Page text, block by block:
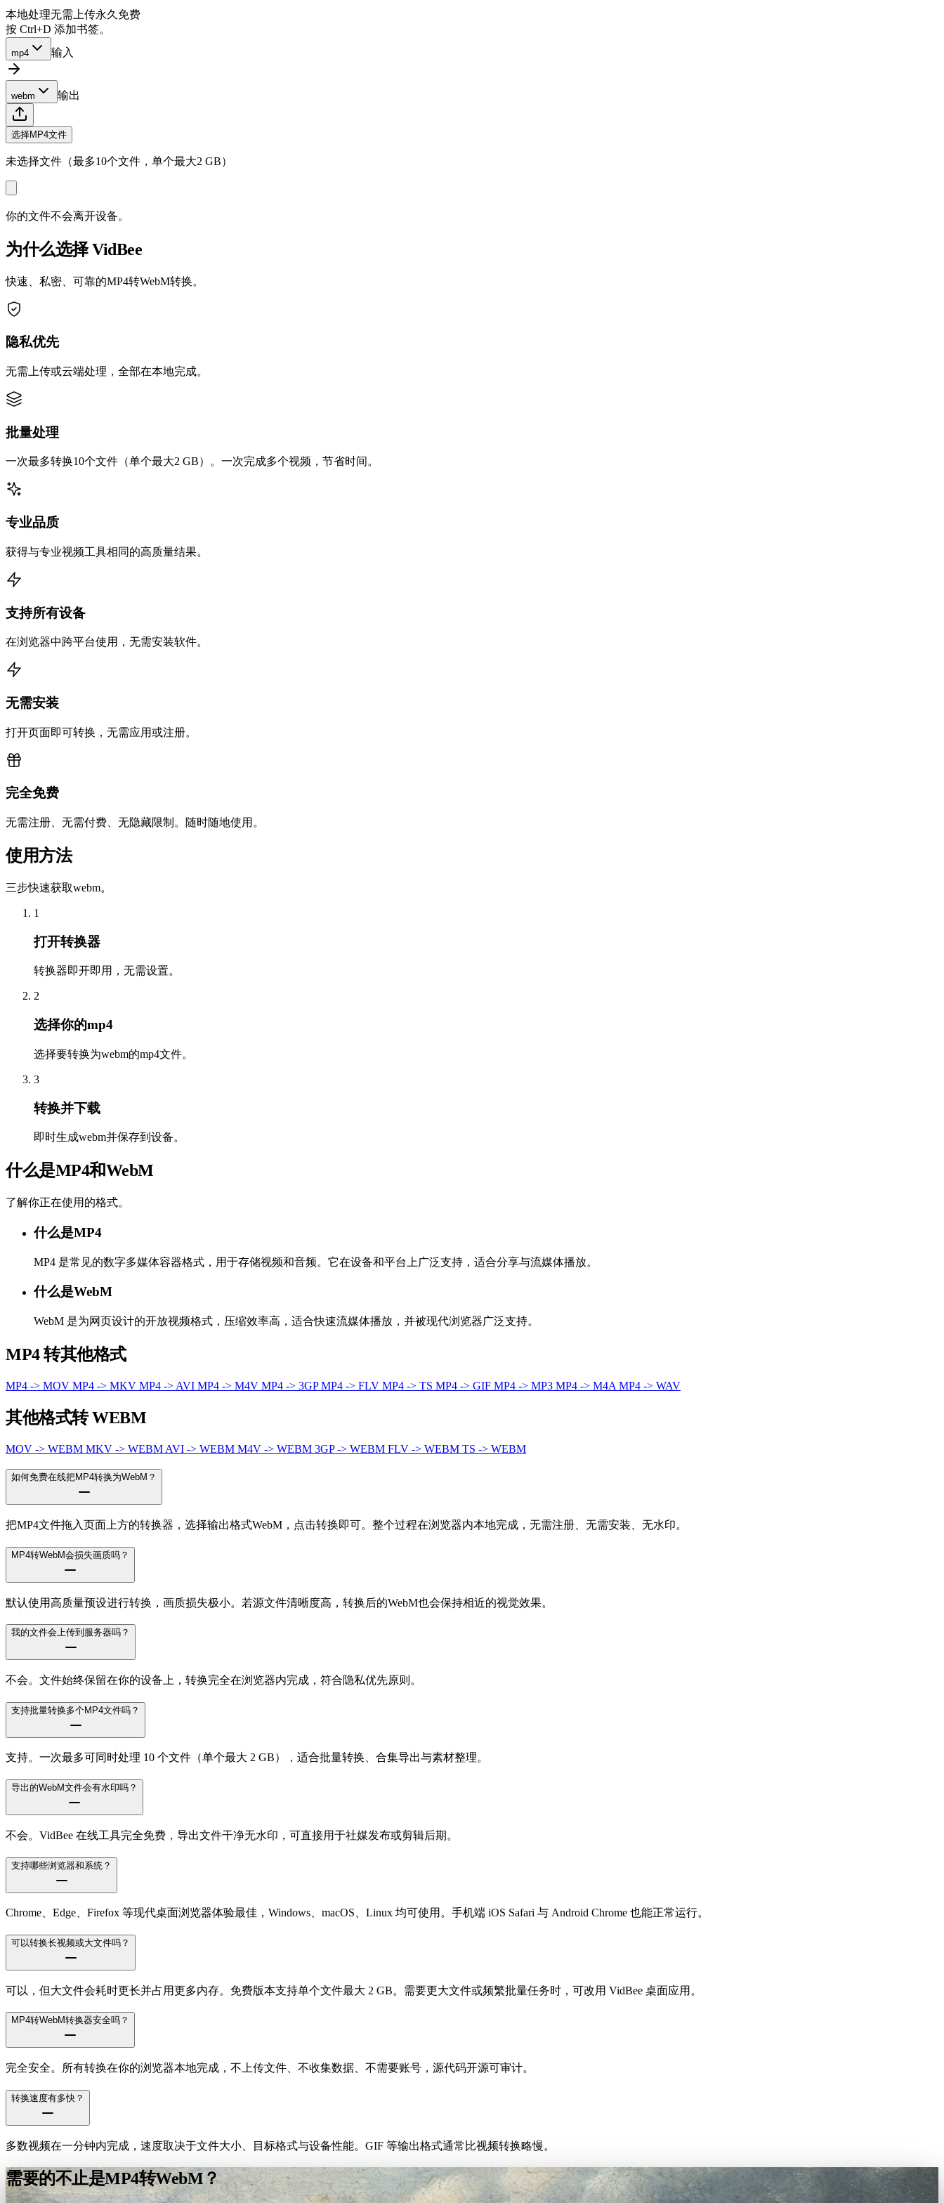
本地处理无需上传永久免费
按 Ctrl+D 添加书签。
mp4 输入
webm 输出
选择MP4文件
未选择文件（最多10个文件，单个最大2 GB）
你的文件不会离开设备。
为什么选择 VidBee
快速、私密、可靠的MP4转WebM转换。
隐私优先
无需上传或云端处理，全部在本地完成。
批量处理
一次最多转换10个文件（单个最大2 GB）。一次完成多个视频，节省时间。
专业品质
获得与专业视频工具相同的高质量结果。
支持所有设备
在浏览器中跨平台使用，无需安装软件。
无需安装
打开页面即可转换，无需应用或注册。
完全免费
无需注册、无需付费、无隐藏限制。随时随地使用。
使用方法
三步快速获取webm。
1
打开转换器
转换器即开即用，无需设置。
2
选择你的mp4
选择要转换为webm的mp4文件。
3
转换并下载
即时生成webm并保存到设备。
什么是MP4和WebM
了解你正在使用的格式。
什么是MP4
MP4 是常见的数字多媒体容器格式，用于存储视频和音频。它在设备和平台上广泛支持，适合分享与流媒体播放。
什么是WebM
WebM 是为网页设计的开放视频格式，压缩效率高，适合快速流媒体播放，并被现代浏览器广泛支持。
MP4 转其他格式
MP4 -> MOV MP4 -> MKV MP4 -> AVI MP4 -> M4V MP4 -> 3GPMP4 -> FLV MP4 -> TS MP4 -> GIF MP4 -> MP3 MP4 -> M4A MP4 -> WAV
其他格式转 WEBM
MOV -> WEBM MKV -> WEBM AVI -> WEBM M4V -> WEBM 3GP -> WEBM FLV -> WEBM TS -> WEBM
如何免费在线把MP4转换为WebM？
把MP4文件拖入页面上方的转换器，选择输出格式WebM，点击转换即可。整个过程在浏览器内本地完成，无需注册、无需安装、无水印。
MP4转WebM会损失画质吗？
默认使用高质量预设进行转换，画质损失极小。若源文件清晰度高，转换后的WebM也会保持相近的视觉效果。
我的文件会上传到服务器吗？
不会。文件始终保留在你的设备上，转换完全在浏览器内完成，符合隐私优先原则。
支持批量转换多个MP4文件吗？
支持。一次最多可同时处理 10 个文件（单个最大 2 GB），适合批量转换、合集导出与素材整理。
导出的WebM文件会有水印吗？
不会。VidBee 在线工具完全免费，导出文件干净无水印，可直接用于社媒发布或剪辑后期。
支持哪些浏览器和系统？
Chrome、Edge、Firefox 等现代桌面浏览器体验最佳，Windows、macOS、Linux 均可使用。手机端 iOS Safari 与 Android Chrome 也能正常运行。
可以转换长视频或大文件吗？
可以，但大文件会耗时更长并占用更多内存。免费版本支持单个文件最大 2 GB。需要更大文件或频繁批量任务时，可改用 VidBee 桌面应用。
MP4转WebM转换器安全吗？
完全安全。所有转换在你的浏览器本地完成，不上传文件、不收集数据、不需要账号，源代码开源可审计。
转换速度有多快？
多数视频在一分钟内完成，速度取决于文件大小、目标格式与设备性能。GIF 等输出格式通常比视频转换略慢。
需要的不止是MP4转WebM？